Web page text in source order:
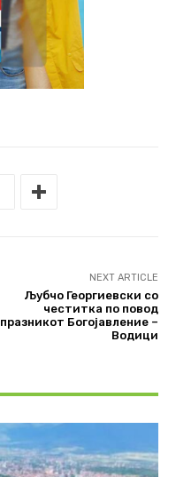
NEXT ARTICLE
Љубчо Георгиевски со
честитка по повод
празникот Богојавление –
Водици